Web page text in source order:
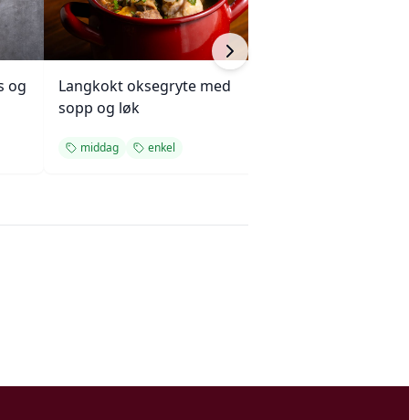
og
Langkokt oksegryte med
sopp og løk
middag enkel